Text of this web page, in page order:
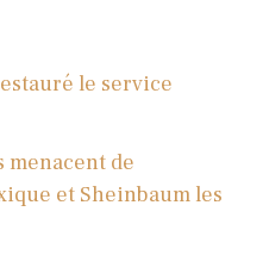
le service
menacent de
et Sheinbaum les